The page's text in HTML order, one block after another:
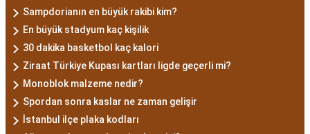
Sampdorianın en büyük rakibi kim?
En büyük stadyum kaç kişilik
30 dakika basketbol kaç kalori
Ziraat Türkiye Kupası kartları ligde geçerli mi?
Monoblok malzeme nedir?
Spordan sonra kaslar ne zaman gelişir
İstanbul ilçe plaka kodları